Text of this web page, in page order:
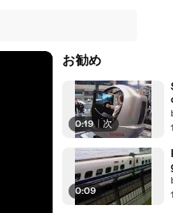
お勧め
0:19 次
0:09